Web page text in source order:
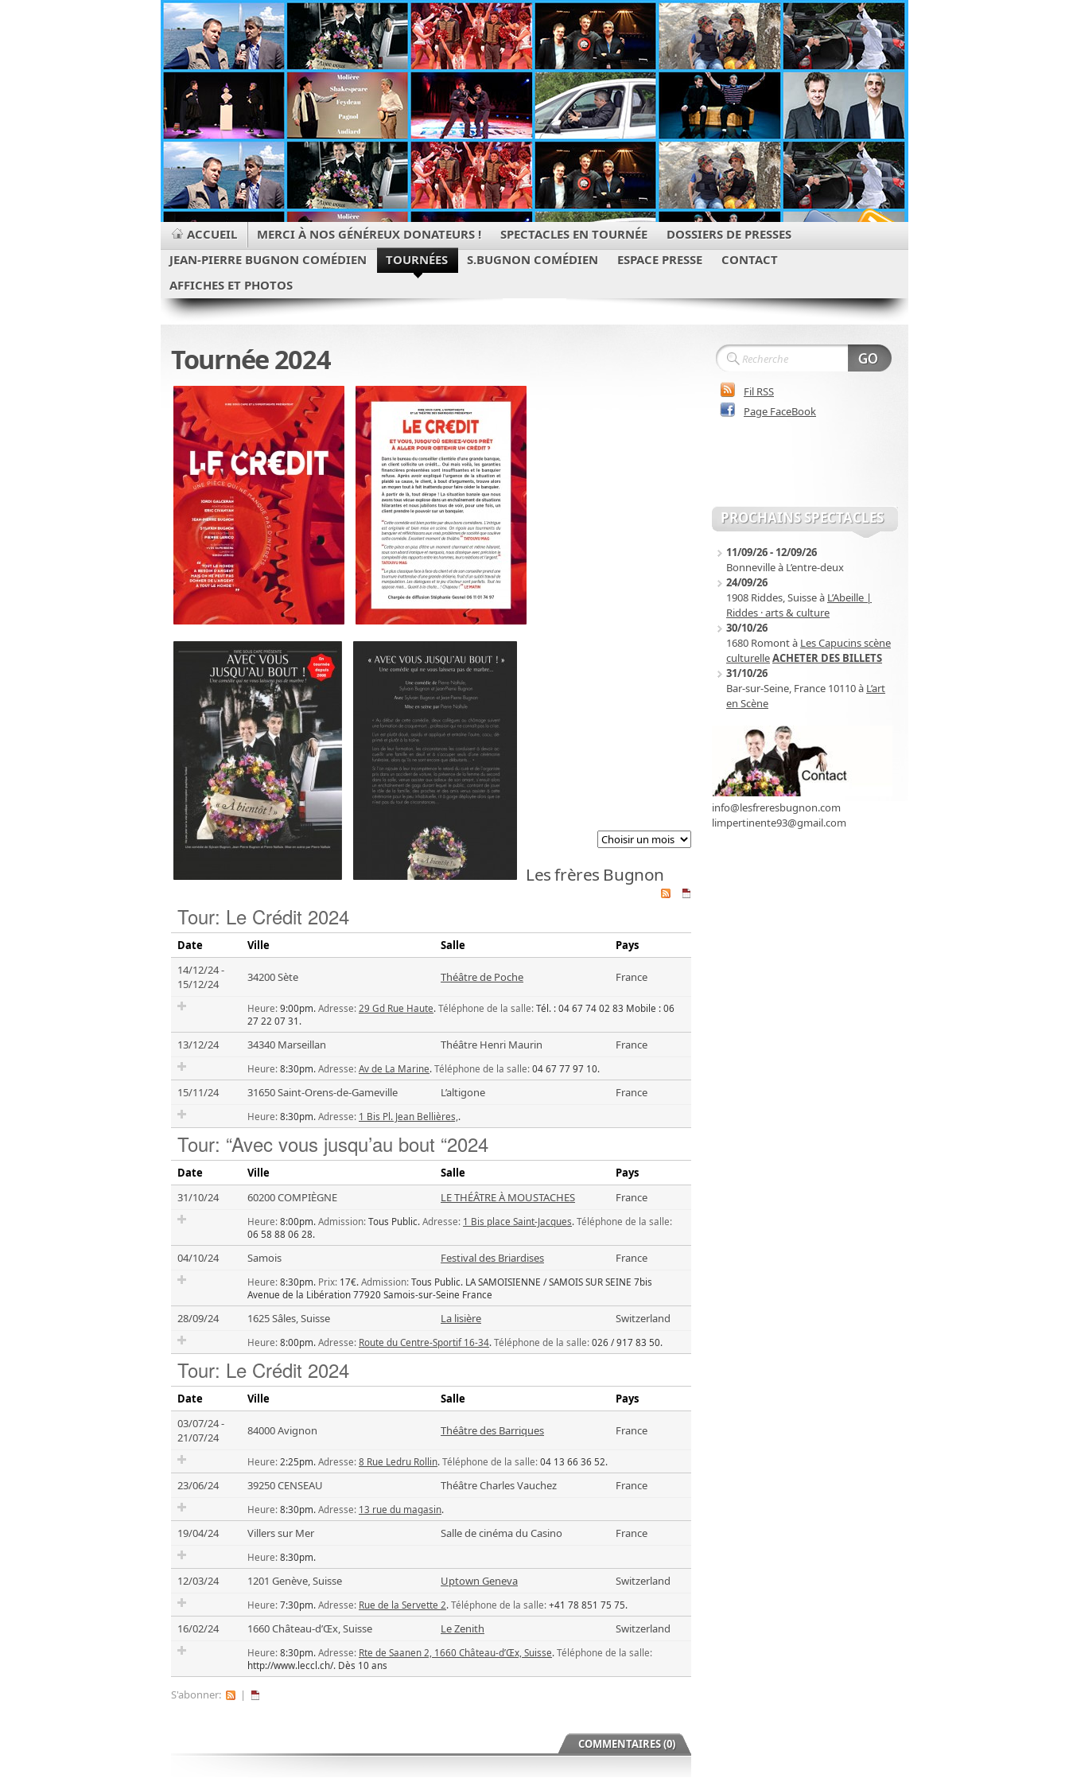
ACCUEIL MERCI À NOS GÉNÉREUX DONATEURS ! SPECTACLES EN TOURNÉE
DOSSIERS DE PRESSES
JEAN-PIERRE BUGNON COMÉDIEN
TOURNÉES S.BUGNON COMÉDIEN ESPACE PRESSE
CONTACT
AFFICHES ET PHOTOS
Tournée 2024
Les frères Bugnon
Tour: Le Crédit 2024
Date Ville Salle
Pays
14/12/24-
15/12/24
34200 Sète Théâtre de Poche France
Heure:9:00pm.Adresse:29 Gd Rue Haute.Téléphone de la salle:Tél. : 04 67 74 02 83 Mobile : 06
27 22 07 31.
13/12/24 34340 Marseillan Théâtre Henri Maurin France
Heure:8:30pm.Adresse:Av de La Marine.Téléphone de la salle:04 67 77 97 10.
15/11/24 31650 Saint-Orens-de-Gameville L’altigone France
Heure:8:30pm.Adresse: 1 Bis Pl. Jean Bellières,.
Tour: “Avec vous jusqu’au bout “2024
Date Ville Salle
Pays
31/10/24
60200 COMPIÈGNE LE THÉÂTRE À MOUSTACHES France
Heure:8:00pm.Admission:Tous Public.Adresse: 1 Bis place Saint-Jacques.Téléphone de la salle:
06 58 88 06 28.
04/10/24 Samois Festival des Briardises France
Heure:8:30pm. Prix: 17€.Admission:Tous Public. LA SAMOISIENNE / SAMOIS SUR SEINE 7bis
Avenue de la Libération 77920 Samois-sur-Seine France
28/09/24 1625 Sâles, Suisse La lisière Switzerland
Heure:8:00pm.Adresse: Route du Centre-Sportif 16-34.Téléphone de la salle:026 / 917 83 50.
Tour: Le Crédit 2024
Date Ville Salle
Pays
03/07/24-
21/07/24
84000 Avignon Théâtre des Barriques France
Heure:2:25pm.Adresse:8 Rue Ledru Rollin.Téléphone de la salle:04 13 66 36 52.
23/06/24 39250 CENSEAU Théâtre Charles Vauchez France
Heure:8:30pm.Adresse: 13 rue du magasin.
19/04/24 Villers sur Mer Salle de cinéma du Casino France
Heure:8:30pm.
12/03/24 1201 Genève, Suisse Uptown Geneva Switzerland
Heure:7:30pm.Adresse: Rue de la Servette 2.Téléphone de la salle:+41 78 851 75 75.
16/02/24 1660 Château-d’Œx, Suisse Le Zenith Switzerland
Heure:8:30pm.Adresse: Rte de Saanen 2, 1660 Château-d’Œx, Suisse.Téléphone de la salle:
http://www.leccl.ch/. Dès 10 ans
S'abonner: |
COMMENTAIRES (0)
Fil RSS
Page FaceBook
PROCHAINS SPECTACLES
11/09/26- 12/09/26
Bonnevilleà L’entre-deux
24/09/26
1908 Riddes, Suisseà L’Abeille |
Riddes · arts & culture
30/10/26
1680 Romontà Les Capucins scène
culturelleACHETER DES BILLETS
31/10/26
Bar-sur-Seine, France 10110à L’art
en Scène
info@lesfreresbugnon.com
limpertinente93@gmail.com